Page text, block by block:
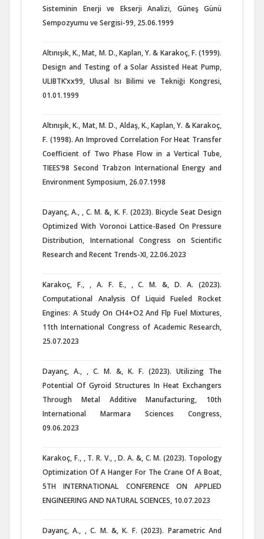
Sisteminin Enerji ve Ekserji Analizi, Güneş Günü
Sempozyumu ve Sergisi-99, 25.06.1999
Altınışık, K., Mat, M. D., Kaplan, Y. & Karakoç, F. (1999).
Design and Testing of a Solar Assisted Heat Pump,
ULIBTK’xx99, Ulusal Isı Bilimi ve Tekniği Kongresi,
01.01.1999
Altınışık, K., Mat, M. D., Aldaş, K., Kaplan, Y. & Karakoç,
F. (1998). An Improved Correlation For Heat Transfer
Coefficient of Two Phase Flow in a Vertical Tube,
TIEES’98 Second Trabzon International Energy and
Environment Symposium, 26.07.1998
Dayanç, A., , C. M. &, K. F. (2023). Bicycle Seat Design
Optimized With Voronoi Lattice-Based On Pressure
Distribution, International Congress on Scientific
Research and Recent Trends-XI, 22.06.2023
Karakoç, F., , A. F. E., , C. M. &, D. A. (2023).
Computational Analysis Of Liquid Fueled Rocket
Engines: A Study On CH4+O2 And Flp Fuel Mixtures,
11th International Congress of Academic Research,
25.07.2023
Dayanç, A., , C. M. &, K. F. (2023). Utilizing The
Potential Of Gyroid Structures In Heat Exchangers
Through Metal Additive Manufacturing, 10th
International Marmara Sciences Congress,
09.06.2023
Karakoç, F., , T. R. V., , D. A. &, C. M. (2023). Topology
Optimization Of A Hanger For The Crane Of A Boat,
5TH INTERNATIONAL CONFERENCE ON APPLIED
ENGINEERING AND NATURAL SCIENCES, 10.07.2023
Dayanç, A., , C. M. &, K. F. (2023). Parametric And